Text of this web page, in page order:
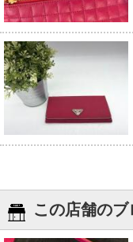
この店舗のブ